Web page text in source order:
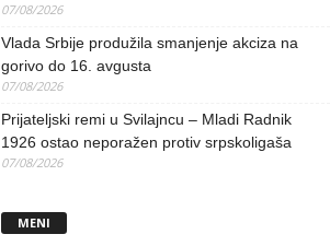
07/08/2026
Vlada Srbije produžila smanjenje akciza na
gorivo do 16. avgusta
07/08/2026
Prijateljski remi u Svilajncu – Mladi Radnik
1926 ostao neporažen protiv srpskoligaša
07/08/2026
MENI